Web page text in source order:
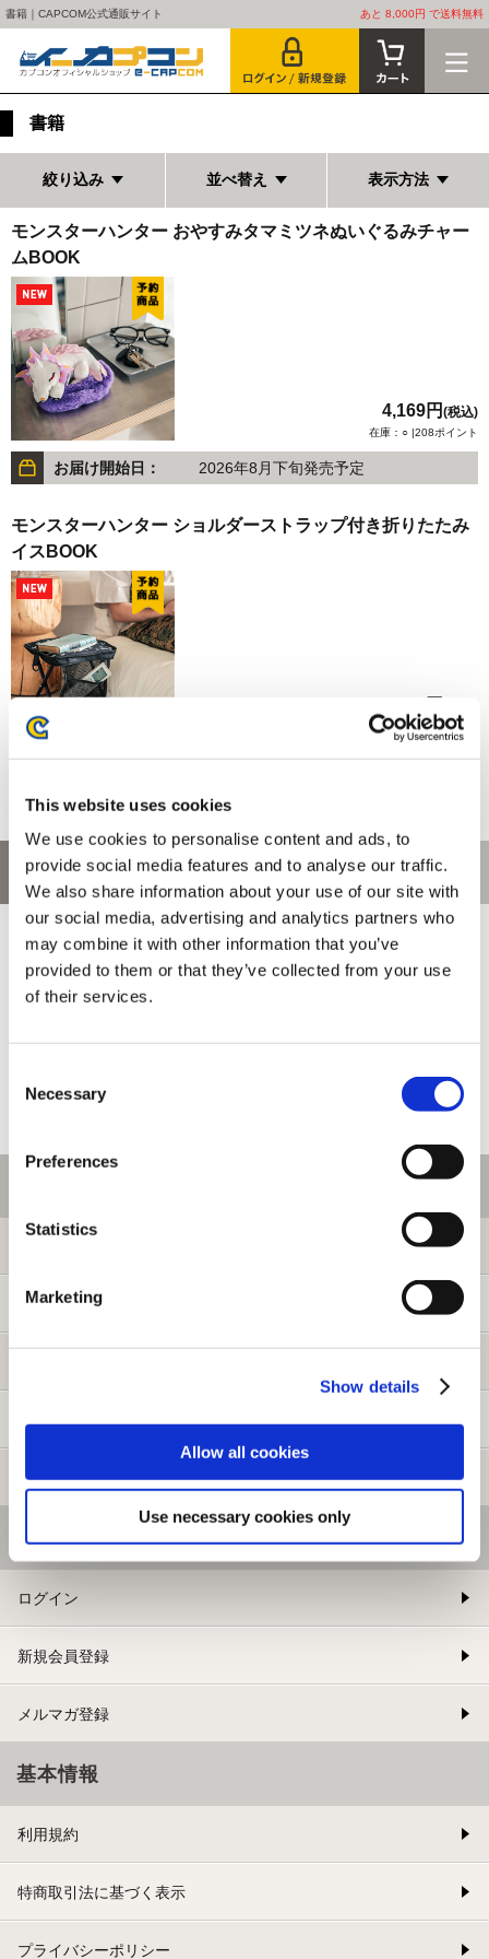
This website uses cookies
We use cookies to personalise content and ads, to
provide social media features and to analyse our traffic.
We also share information about your use of our site with
our social media, advertising and analytics partners who
may combine it with other information that you’ve
provided to them or that they’ve collected from your use
of their services.
Selection
Necessary
Preferences
Statistics
Marketing
Show details
Allow all cookies
Use necessary cookies only
書籍｜CAPCOM公式通販サイト あと 8,000円 で送料無料
書籍
絞り込み 並べ替え 表示方法
モンスターハンター おやすみタマミツネぬいぐるみチャー
ムBOOK
4,169円 (税込)
在庫：○ |208ポイント
お届け開始日： 2026年8月下旬発売予定
モンスターハンター ショルダーストラップ付き折りたたみ
イスBOOK
在庫：○ |186ポイント
お届け開始日： 2026年8月下旬発売予定
お問い合わせ
お問い合わせ前に、ご利用ガイド、よくある質問をご確認くださ
い。
ご利用ガイド
お問い合わせ
提携サイト募集
会員メニュー
ログイン
新規会員登録
メルマガ登録
基本情報
利用規約
特商取引法に基づく表示
プライバシーポリシー